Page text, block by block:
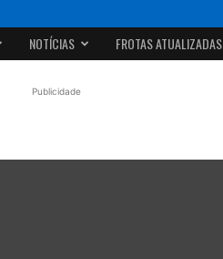
NOTÍCIAS FROTAS ATUALIZADAS
Publicidade